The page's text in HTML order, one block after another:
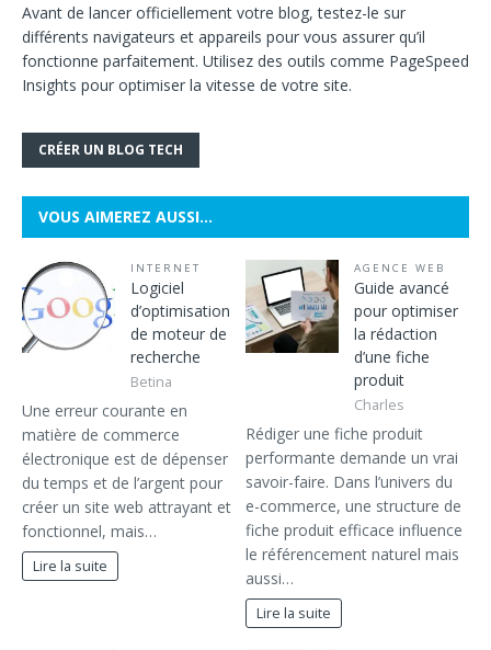
Avant de lancer officiellement votre blog, testez-le sur
différents navigateurs et appareils pour vous assurer qu’il
fonctionne parfaitement. Utilisez des outils comme PageSpeed
Insights pour optimiser la vitesse de votre site.
CRÉER UN BLOG TECH
VOUS AIMEREZ AUSSI…
INTERNET
Logiciel
d’optimisation
de moteur de
recherche
Betina
Une erreur courante en
matière de commerce
électronique est de dépenser
du temps et de l’argent pour
créer un site web attrayant et
fonctionnel, mais…
Lire la suite
AGENCE WEB
Guide avancé
pour optimiser
la rédaction
d’une fiche
produit
Charles
Rédiger une fiche produit
performante demande un vrai
savoir-faire. Dans l’univers du
e-commerce, une structure de
fiche produit efficace influence
le référencement naturel mais
aussi…
Lire la suite